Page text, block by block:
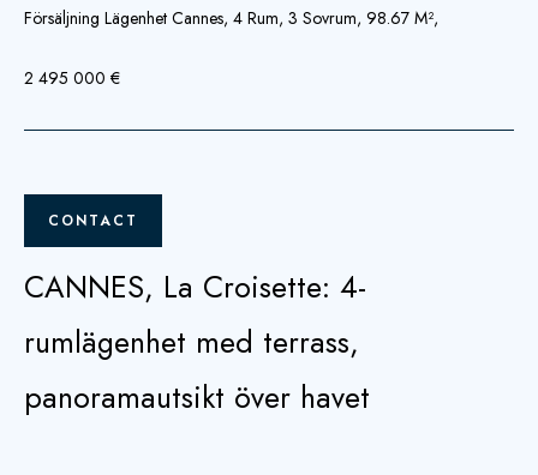
Försäljning Lägenhet Cannes, 4 Rum, 3 Sovrum, 98.67 M²,
2 495 000 €
CONTACT
CANNES, La Croisette: 4-
rumlägenhet med terrass,
panoramautsikt över havet